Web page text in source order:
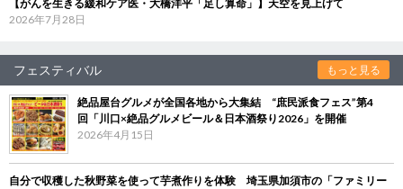
【がんを生きる緩和ケア医・大橋洋平「足し算命」】天空を見上げて
2026年7月28日
フェスティバル もっと見る
絶品屋台グルメが全国各地から大集結 “庶民派食フェス”第4
回「川口×絶品グルメビール＆日本酒祭り2026」を開催
2026年4月15日
自分で収穫した秋野菜を使って芋煮作りを体験 埼玉県加須市の「ファミリー